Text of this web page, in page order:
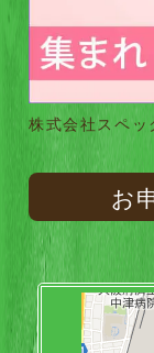
株式会社スペッ
お